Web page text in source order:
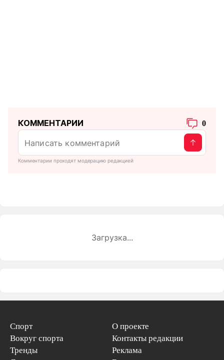
КОММЕНТАРИИ 0
Комментарии проходят модерацию редакцией
Загрузка...
Спорт
Вокруг спорта
Тренды
О проекте
Контакты редакции
Реклама